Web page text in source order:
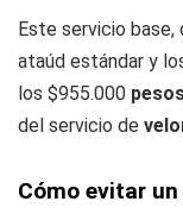
Este servicio
ataúd estándar y
los $955.000
del servicio de
Cómo evitar